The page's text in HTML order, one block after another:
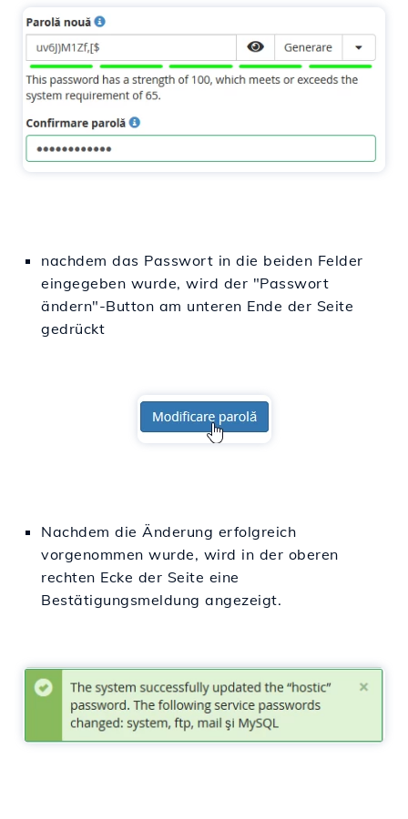
nachdem das Passwort in die beiden Felder
eingegeben wurde, wird der "Passwort
ändern"-Button am unteren Ende der Seite
gedrückt
Nachdem die Änderung erfolgreich
vorgenommen wurde, wird in der oberen
rechten Ecke der Seite eine
Bestätigungsmeldung angezeigt.